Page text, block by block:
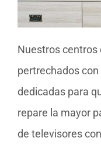
Nuestros centros
pertrechados
dedicadas para
repare la mayor
de televisores